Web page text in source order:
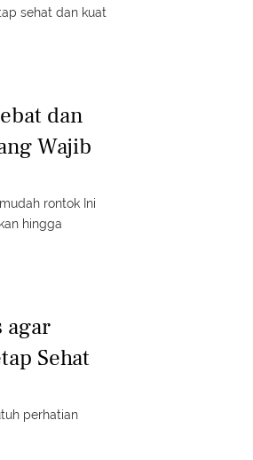
sehat dan kuat
dan
Wajib
rontok Ini
hingga
agar
Sehat
perhatian